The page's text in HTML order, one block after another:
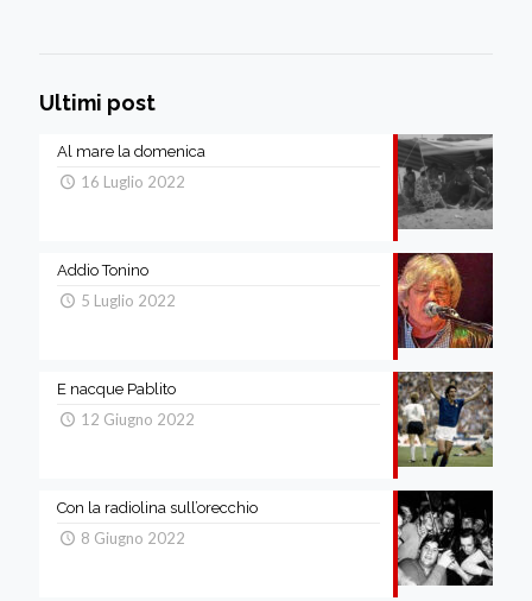
Ultimi post
Al mare la domenica
16 Luglio 2022
Addio Tonino
5 Luglio 2022
E nacque Pablito
12 Giugno 2022
Con la radiolina sull’orecchio
8 Giugno 2022